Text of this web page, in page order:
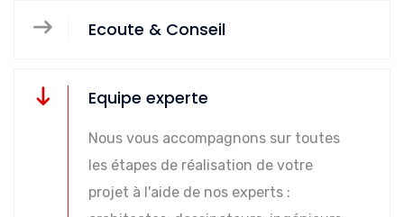
Ecoute & Conseil
Equipe experte
Nous vous accompagnons sur toutes
les étapes de réalisation de votre
projet à l'aide de nos experts :